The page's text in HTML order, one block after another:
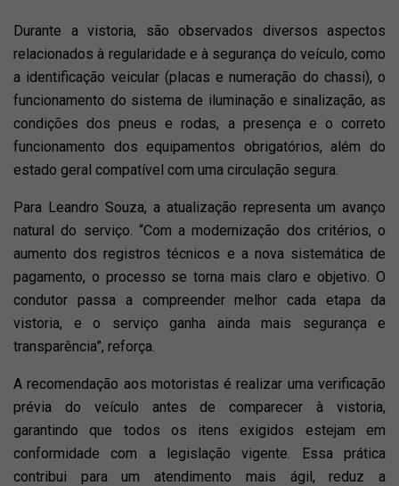
Durante a vistoria, são observados diversos aspectos
relacionados à regularidade e à segurança do veículo, como
a identificação veicular (placas e numeração do chassi), o
funcionamento do sistema de iluminação e sinalização, as
condições dos pneus e rodas, a presença e o correto
funcionamento dos equipamentos obrigatórios, além do
estado geral compatível com uma circulação segura.
Para Leandro Souza, a atualização representa um avanço
natural do serviço. “Com a modernização dos critérios, o
aumento dos registros técnicos e a nova sistemática de
pagamento, o processo se torna mais claro e objetivo. O
condutor passa a compreender melhor cada etapa da
vistoria, e o serviço ganha ainda mais segurança e
transparência”, reforça.
A recomendação aos motoristas é realizar uma verificação
prévia do veículo antes de comparecer à vistoria,
garantindo que todos os itens exigidos estejam em
conformidade com a legislação vigente. Essa prática
contribui para um atendimento mais ágil, reduz a